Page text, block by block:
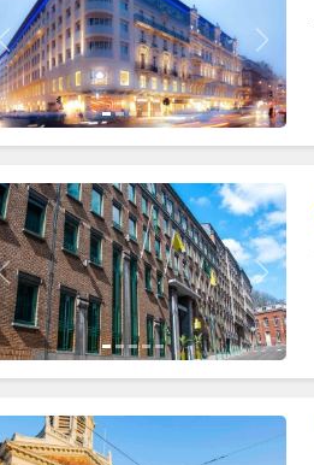
Indietro Avanti
Indietro Avanti